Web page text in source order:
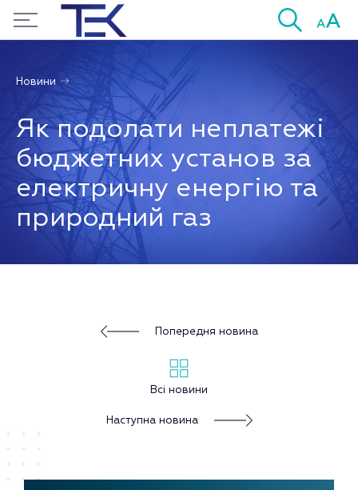
Новини
Як подолати неплатежі
бюджетних установ за
електричну енергію та
природний газ
Попередня новина
Всі новини
Наступна новина